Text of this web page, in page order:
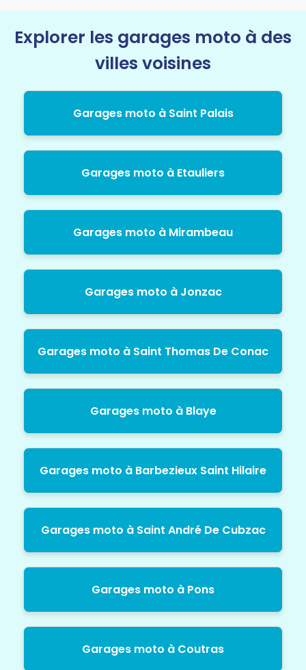
Explorer les garages moto à des
villes voisines
Garages moto à Saint Palais
Garages moto à Etauliers
Garages moto à Mirambeau
Garages moto à Jonzac
Garages moto à Saint Thomas De Conac
Garages moto à Blaye
Garages moto à Barbezieux Saint Hilaire
Garages moto à Saint André De Cubzac
Garages moto à Pons
Garages moto à Coutras